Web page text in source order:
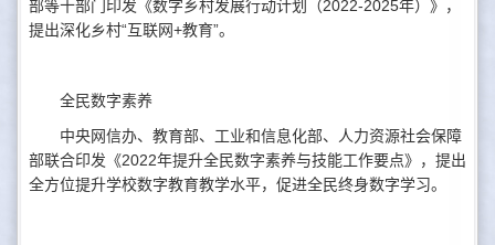
部等十部门印发《数字乡村发展行动计划（2022-2025年）》，
提出深化乡村“互联网+教育”。
全民数字素养
中央网信办、教育部、工业和信息化部、人力资源社会保障
部联合印发《2022年提升全民数字素养与技能工作要点》，提出
全方位提升学校数字教育教学水平，促进全民终身数字学习。